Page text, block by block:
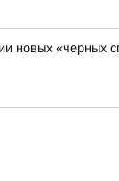
новых «черных